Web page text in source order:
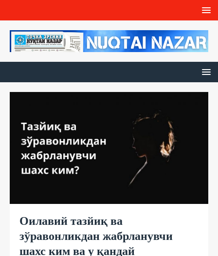
Оилавий тазйиқ ва
зўравонликдан жабрланувчи
шахс ким ва у қандай